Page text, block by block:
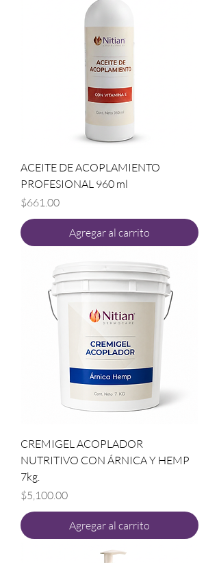
ACEITE DE ACOPLAMIENTO
PROFESIONAL 960 ml
Precio
$661.00
Agregar al carrito
CREMIGEL ACOPLADOR
NUTRITIVO CON ÁRNICA Y HEMP
7kg.
Precio
$5,100.00
Agregar al carrito